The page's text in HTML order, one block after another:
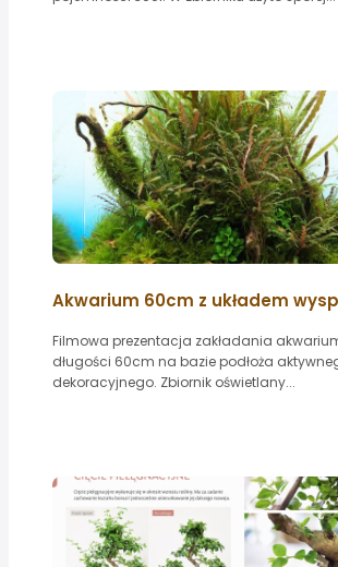
Akwarium 60cm z układem
Filmowa prezentacja zakładania
długości 60cm na bazie podłoża
dekoracyjnego. Zbiornik oświetlany...